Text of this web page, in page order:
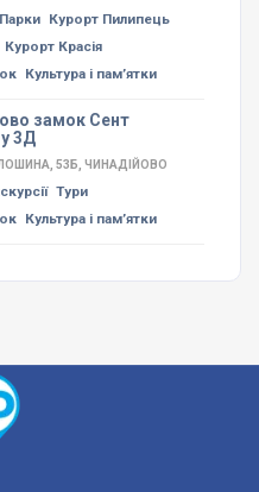
Парки Курорт Пилипець
Курорт Красія
Культура і пам’ятки
замок Сент
3Д
53Б, ЧИНАДІЙОВО
Тури
Культура і пам’ятки